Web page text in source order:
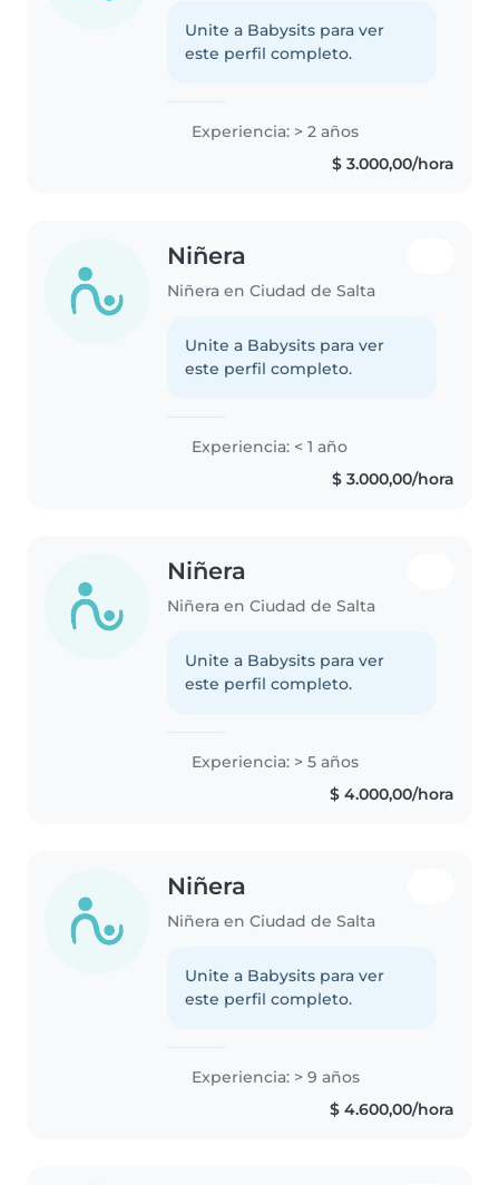
Unite a Babysits para ver
este perfil completo.
Experiencia: > 2 años
$ 3.000,00/hora
Niñera
Niñera en Ciudad de Salta
Unite a Babysits para ver
este perfil completo.
Experiencia: < 1 año
$ 3.000,00/hora
Niñera
Niñera en Ciudad de Salta
Unite a Babysits para ver
este perfil completo.
Experiencia: > 5 años
$ 4.000,00/hora
Niñera
Niñera en Ciudad de Salta
Unite a Babysits para ver
este perfil completo.
Experiencia: > 9 años
$ 4.600,00/hora